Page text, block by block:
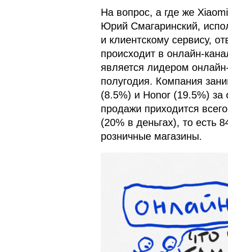
На вопрос, а где же
Юрий Смагаринский,
и клиентскому сервису,
происходит в онлайн-
является лидером
полугодия. Компания
(8.5%) и Honor (19.5%)
продажи приходится
(20% в деньгах), то есть
розничные магазины.